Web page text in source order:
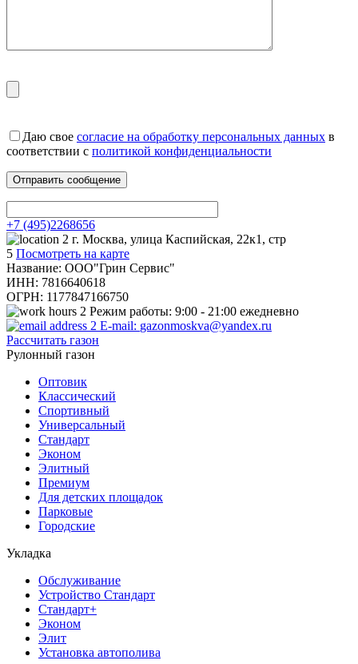
Даю свое согласие на обработку персональных данных в
соответствии с политикой конфиденциальности
+7 (495)2268656
г. Москва, улица Каспийская, 22к1, стр
5 Посмотреть на карте
Название: ООО"Грин Сервис"
ИНН: 7816640618
ОГРН: 1177847166750
Режим работы: 9:00 - 21:00 ежедневно
E-mail: gazonmoskva@yandex.ru
Рассчитать газон
Рулонный газон
Оптовик
Классический
Спортивный
Универсальный
Стандарт
Эконом
Элитный
Премиум
Для детских площадок
Парковые
Городские
Укладка
Обслуживание
Устройство Стандарт
Стандарт+
Эконом
Элит
Установка автополива